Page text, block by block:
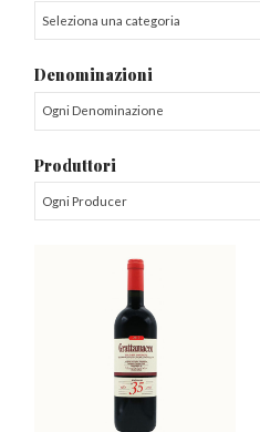
Seleziona una categoria
Denominazioni
Ogni Denominazione
Produttori
Ogni Producer